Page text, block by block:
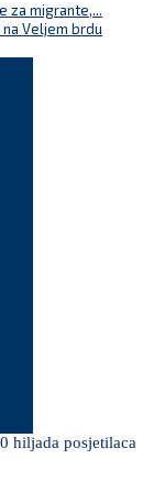
za migrante,...
Veljem brdu
hiljada posjetilaca